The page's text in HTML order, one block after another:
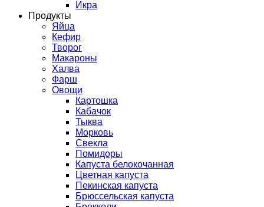
Икра
Продукты
Яйца
Кефир
Творог
Макароны
Халва
Фарш
Овощи
Картошка
Кабачок
Тыква
Морковь
Свекла
Помидоры
Капуста белокочанная
Цветная капуста
Пекинская капуста
Брюссельская капуста